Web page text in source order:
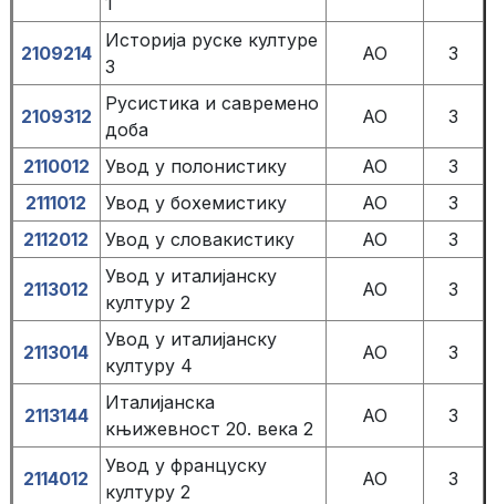
2109214
Историја руске културе
3
АО 3
2109312
Русистика и савремено
доба
АО 3
2110012 Увод у полонистику АО
3
2111012
Увод у бохемистику АО
3
2112012
Увод у словакистику АО 3
2113012
Увод у италијанску
културу 2
АО 3
2113014
Увод у италијанску
културу 4
АО 3
2113144
Италијанска
књижевност 20. века 2
AO 3
2114012
Увод у француску
културу 2
АО 3